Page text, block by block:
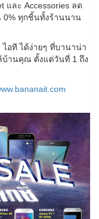
และ Accessories ลด
0% ทุกชิ้นทั้งร้านนาน
อที ได้ง่ายๆ ที่บานาน่า
บ้านคุณ ตั้งแต่วันที่ 1 ถึง